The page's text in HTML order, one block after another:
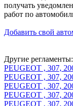
получать
работ по
Добавить свой
Другие регламенты:
PEUGEOT , 307,
PEUGEOT , 307,
PEUGEOT , 307,
PEUGEOT , 307,
PEUGEOT , 307,